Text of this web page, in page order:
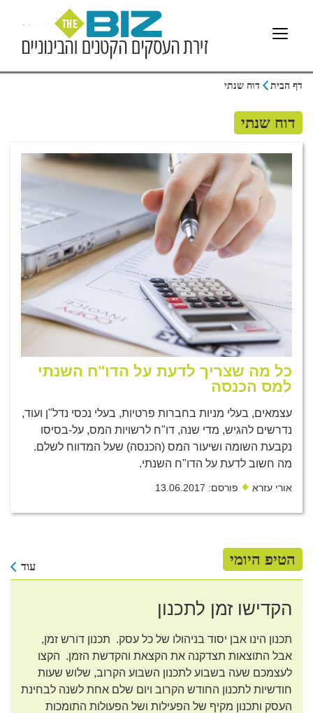
דף הבית דוח שנתי
דוח שנתי
כל מה שצריך לדעת על הדו"ח השנתי
למס הכנסה
עצמאים, בעלי מניות בחברות פרטיות, בעלי נכסי נדל"ן ועוד,
נדרשים להגיש, מדי שנה, דו"ח לרשויות המס, על-בסיסו
נקבעת השומה ושיעור המס (הכנסה) שעל המדווח לשלם.
מה חשוב לדעת על הדו"ח השנתי.
אורי עזרא פורסם: 13.06.2017
הטיפ היומי עוד
הקדישו זמן לתכנון
תכנון הינו אבן יסוד בניהולו של כל עסק. תכנון דורש זמן,
אבל התוצאות תצדקנה את הקצאת והקדשת הזמן. הקצו
לעצמכם שעה בשבוע לתכנון השבוע הקרוב, שלוש שעות
חודשיות לתכנון החודש הקרוב ויום שלם אחת לשנה לבחינת
העסק ותכנון מקיף של הפעילות ושל הפעולות התומכות